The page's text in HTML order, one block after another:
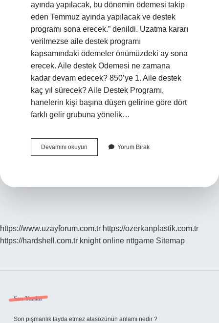
ayında yapılacak, bu dönemin ödemesi takip
eden Temmuz ayında yapılacak ve destek
programı sona erecek.” denildi. Uzatma kararı
verilmezse aile destek programı
kapsamındaki ödemeler önümüzdeki ay sona
erecek. Aile destek Odemesi ne zamana
kadar devam edecek? 850’ye 1. Aile destek
kaç yıl sürecek? Aile Destek Programı,
hanelerin kişi başına düşen gelirine göre dört
farklı gelir grubuna yönelik…
Devamını okuyun
Destek
Yorum Bırak
https://www.uzayforum.com.tr https://ozerkanplastik.com.tr
https://hardshell.com.tr knight online nttgame Sitemap
Sidebar
Son Yazılar
Son pişmanlık fayda etmez atasözünün anlamı nedir ?